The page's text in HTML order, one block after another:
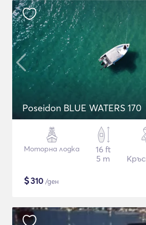
Poseidon BLUE WATERS 170
Моторна лодка
16 ft
5 m
$310 /ден